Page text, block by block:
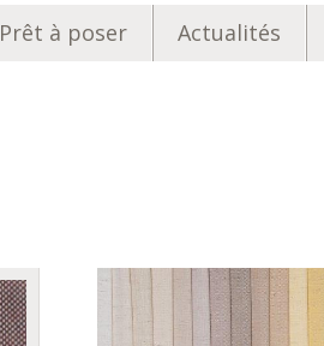
Prêt à poser Actualités